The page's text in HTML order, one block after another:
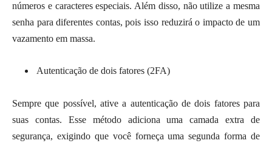
números e caracteres especiais. Além disso, não utilize a mesma
senha para diferentes contas, pois isso reduzirá o impacto de um
vazamento em massa.
Autenticação de dois fatores (2FA)
Sempre que possível, ative a autenticação de dois fatores para
suas contas. Esse método adiciona uma camada extra de
segurança, exigindo que você forneça uma segunda forma de